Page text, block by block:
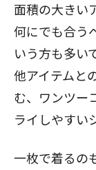
面積の大きい
何にでも合う
いう方も多い
他アイテムと
む、ワンツー
ライしやすい
一枚で着るの